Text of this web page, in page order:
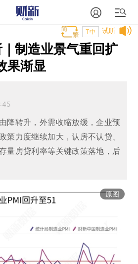
试听
T中
制造业景气重回扩
果渐显
降转升，外需收缩放缓，企业预
策力度继续加大，认房不认贷、
量房贷利率等关键政策落地，后
原图